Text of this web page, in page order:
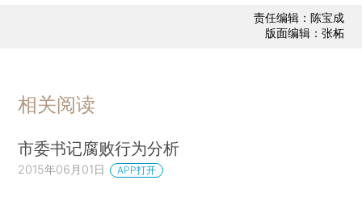
责任编辑：陈宝成
版面编辑：张柘
相关阅读
市委书记腐败行为分析
2015年06月01日 APP打开